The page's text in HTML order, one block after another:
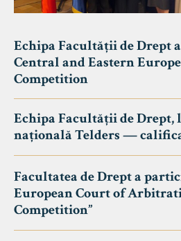
Echipa Facultății de Drept
Central and Eastern
Competition
Echipa Facultății de
națională Telders —
Facultatea de Drept a
European Court of
Competition”